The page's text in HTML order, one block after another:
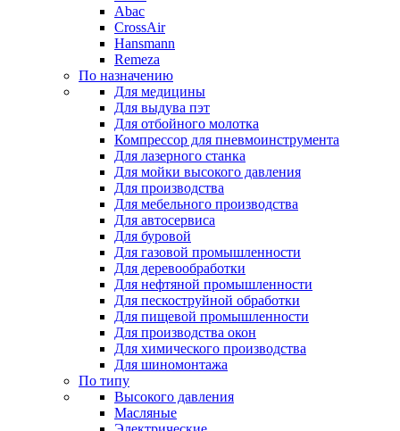
Abac
CrossAir
Hansmann
Remeza
По назначению
Для медицины
Для выдува пэт
Для отбойного молотка
Компрессор для пневмоинструмента
Для лазерного станка
Для мойки высокого давления
Для производства
Для мебельного производства
Для автосервиса
Для буровой
Для газовой промышленности
Для деревообработки
Для нефтяной промышленности
Для пескоструйной обработки
Для пищевой промышленности
Для производства окон
Для химического производства
Для шиномонтажа
По типу
Высокого давления
Масляные